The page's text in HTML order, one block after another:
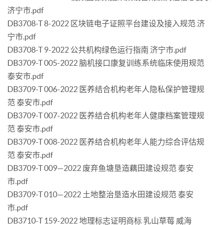
济宁市.pdf
DB3708-T 8-2022 区块链电子证照平台建设及接入规范 济
宁市.pdf
DB3708-T 9-2022 公共机构绿色运行指南 济宁市.pdf
DB3709-T 005-2022 脑机接口康复训练系统临床使用规范
泰安市.pdf
DB3709-T 006-2022 医养结合机构老年人隐私保护管理规
范 泰安市.pdf
DB3709-T 007-2022 医养结合机构老年人健康档案管理规
范 泰安市.pdf
DB3709-T 008-2022 医养结合机构老年人能力综合评估规
范 泰安市.pdf
DB3709-T 009—2022 废弃鱼塘垦造藕田建设规范 泰安
市.pdf
DB3709-T 010—2022 土地整治垦造水田建设规范 泰安
市.pdf
DB3710-T 159-2022 地理标志证明商标 乳山草莓 威海